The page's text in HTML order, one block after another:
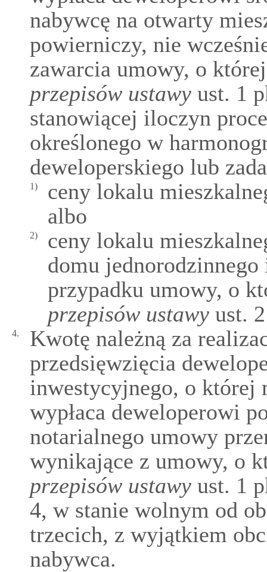
nabywcę na otwarty
powierniczy, nie
zawarcia umowy, o
przepisów ustawy ust. 1
stanowiącej iloczyn
określonego w
deweloperskiego lub
1)
ceny lokalu
albo
2)
ceny lokalu
domu
przypadku umowy, o
przepisów ustawy ust.
4.
Kwotę należną za
przedsięwzięcia
inwestycyjnego, o której
wypłaca deweloperowi
notarialnego umowy
wynikające z umowy, o
przepisów ustawy ust. 1
4, w stanie wolnym od
trzecich, z wyjątkiem
nabywca.